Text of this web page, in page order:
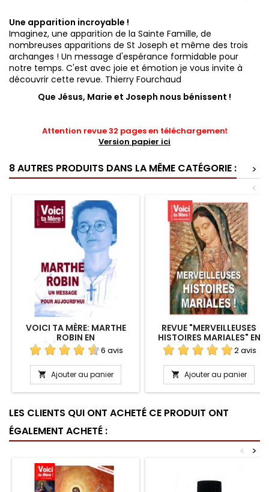
Une apparition incroyable !
Imaginez, une apparition de la Sainte Famille, de
nombreuses apparitions de St Joseph et même des trois
archanges ! Un message d'espérance formidable pour
notre temps. C'est avec joie et émotion je vous invite à
découvrir cette revue. Thierry Fourchaud
Que Jésus, Marie et Joseph nous bénissent !
Attention revue 32 pages en téléchargement
Version papier ici
8 AUTRES PRODUITS DANS LA MÊME CATÉGORIE :
>
<
VOICI TA MÈRE: MARTHE
ROBIN EN
TÉLÉCHARGEMENT
6 avis
 Ajouter au panier
REVUE "MERVEILLEUSES
HISTOIRES MARIALES" EN
TÉLÉCHARGEMENT
2 avis
 Ajouter au panier
LES CLIENTS QUI ONT ACHETÉ CE PRODUIT ONT
ÉGALEMENT ACHETÉ :
>
<